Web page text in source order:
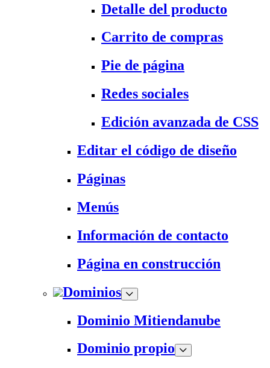
Detalle del producto
Carrito de compras
Pie de página
Redes sociales
Edición avanzada de CSS
Editar el código de diseño
Páginas
Menús
Información de contacto
Página en construcción
Dominios
Dominio Mitiendanube
Dominio propio